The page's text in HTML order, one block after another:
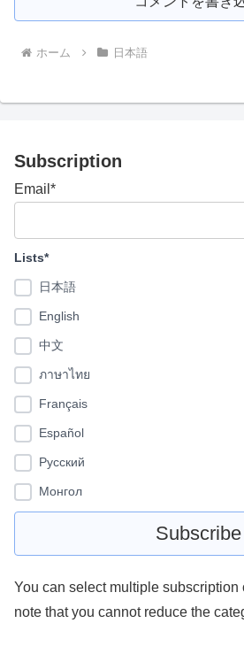
ホーム 日本語
Subscription
Email*
Lists*
日本語
English
中文
ภาษาไทย
Français
Español
Pусский
Монгол
You can select multiple subscription
note that you cannot reduce the